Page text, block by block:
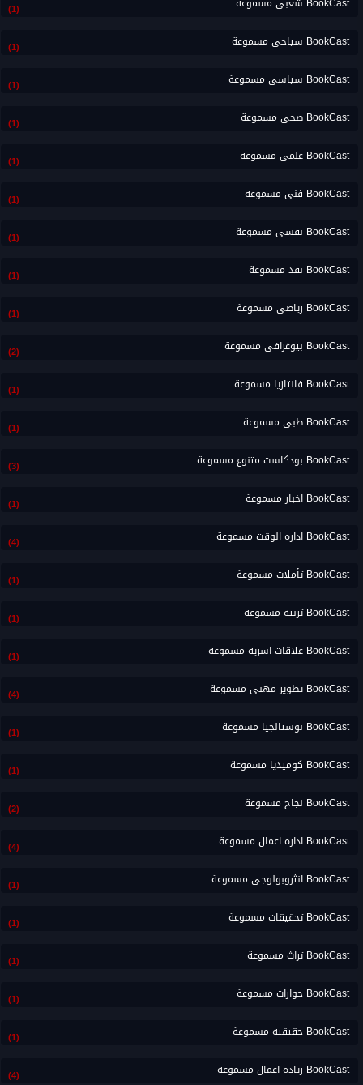
(1)
BookCast سياحى مسموعة (1)
BookCast سياسى مسموعة (1)
BookCast صحى مسموعة (1)
BookCast علمى مسموعة (1)
BookCast فنى مسموعة (1)
BookCast نفسى مسموعة (1)
BookCast نقد مسموعة (1)
BookCast رياضى مسموعة (1)
BookCast بيوغرافى مسموعة (2)
BookCast فانتازيا مسموعة (1)
BookCast طبى مسموعة (1)
BookCast بودكاست متنوع مسموعة (3)
BookCast اخبار مسموعة (1)
BookCast اداره الوقت مسموعة (4)
BookCast تأملات مسموعة (1)
BookCast تربيه مسموعة (1)
BookCast علاقات اسريه مسموعة (1)
BookCast تطوير مهنى مسموعة (4)
BookCast نوستالجيا مسموعة (1)
BookCast كوميديا مسموعة (1)
BookCast نجاح مسموعة (2)
BookCast اداره اعمال مسموعة (4)
BookCast انثروبولوجى مسموعة (1)
BookCast تحقيقات مسموعة (1)
BookCast تراث مسموعة (1)
BookCast حوارات مسموعة (1)
BookCast حقيقيه مسموعة (1)
BookCast رياده اعمال مسموعة (4)